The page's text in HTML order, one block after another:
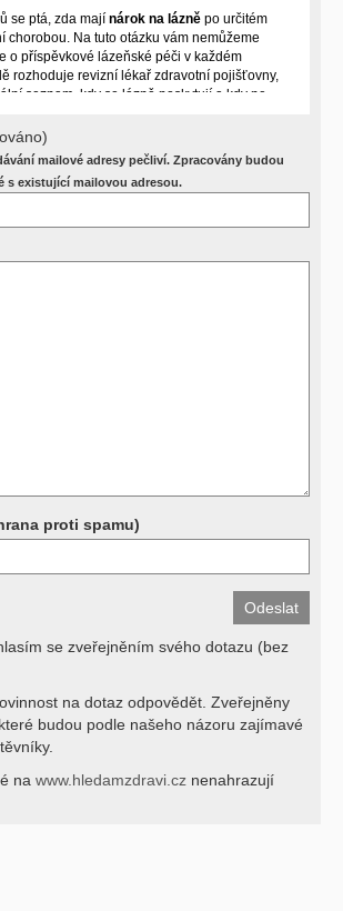
se ptá, zda mají nárok na lázně po určitém
chorobou. Na tuto otázku vám nemůžeme
o příspěvkové lázeňské péči v každém
rozhoduje revizní lékař zdravotní pojišťovny,
seznam, kdy se lázně poskytují a kdy ne.
dalších zdravotních okolnostech.
lékaře o návrh, který pak posoudí
My vám spolehlivou odpověď dát
mailové adresy pečliví. Zpracovány budou
s existující mailovou adresou.
proti spamu)
se zveřejněním svého dotazu (bez
na dotaz odpovědět. Zveřejněny
budou podle našeho názoru zajímavé
na www.hledamzdravi.cz nenahrazují